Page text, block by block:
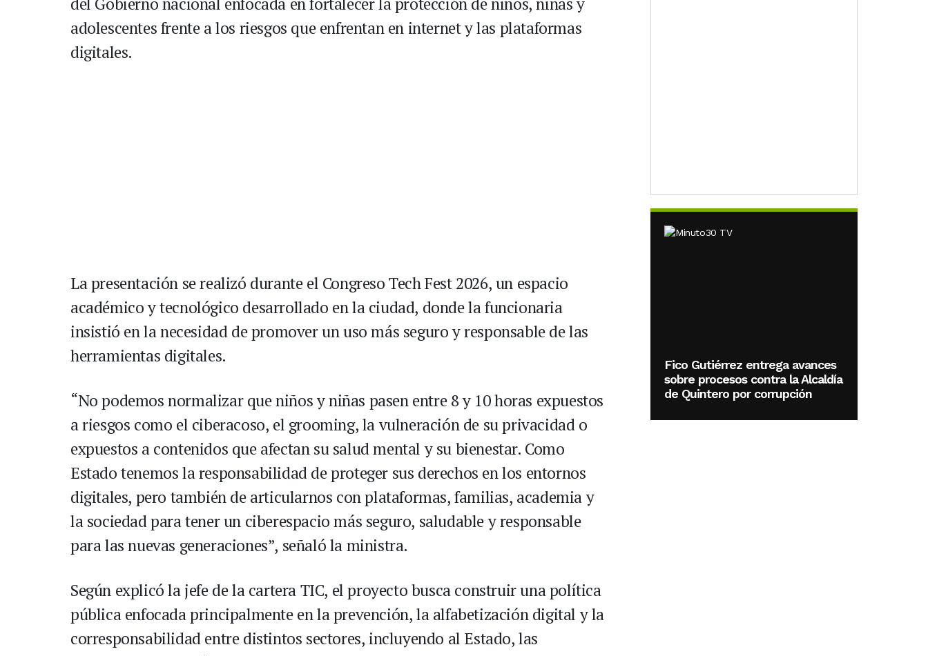
adolescentes frente a los riesgos que enfrentan en internet y las plataformas
digitales.
La presentación se realizó durante el Congreso Tech Fest 2026, un espacio
académico y tecnológico desarrollado en la ciudad, donde la funcionaria
insistió en la necesidad de promover un uso más seguro y responsable de las
herramientas digitales.
“No podemos normalizar que niños y niñas pasen entre 8 y 10 horas expuestos
a riesgos como el ciberacoso, el grooming, la vulneración de su privacidad o
expuestos a contenidos que afectan su salud mental y su bienestar. Como
Estado tenemos la responsabilidad de proteger sus derechos en los entornos
digitales, pero también de articularnos con plataformas, familias, academia y
la sociedad para tener un ciberespacio más seguro, saludable y responsable
para las nuevas generaciones”, señaló la ministra.
Según explicó la jefe de la cartera TIC, el proyecto busca construir una política
pública enfocada principalmente en la prevención, la alfabetización digital y la
corresponsabilidad entre distintos sectores, incluyendo al Estado, las
Fico Gutiérrez entrega avances
sobre procesos contra la Alcaldía
de Quintero por corrupción